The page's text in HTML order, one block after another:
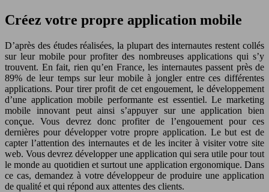
Créez votre propre application mobile
D’après des études réalisées, la plupart des internautes restent collés
sur leur mobile pour profiter des nombreuses applications qui s’y
trouvent. En fait, rien qu’en France, les internautes passent près de
89% de leur temps sur leur mobile à jongler entre ces différentes
applications. Pour tirer profit de cet engouement, le développement
d’une application mobile performante est essentiel. Le marketing
mobile innovant peut ainsi s’appuyer sur une application bien
conçue. Vous devrez donc profiter de l’engouement pour ces
dernières pour développer votre propre application. Le but est de
capter l’attention des internautes et de les inciter à visiter votre site
web. Vous devrez développer une application qui sera utile pour tout
le monde au quotidien et surtout une application ergonomique. Dans
ce cas, demandez à votre développeur de produire une application
de qualité et qui répond aux attentes des clients.